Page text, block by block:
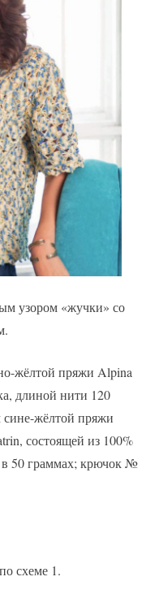
узором «жучки» со
жёлтой пряжи Alpina
длиной нити 120
сине-жёлтой пряжи
состоящей из 100%
50 граммах; крючок №
схеме 1.